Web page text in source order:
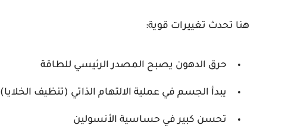
هنا تحدث تغييرات قوية:
حرق الدهون يصبح المصدر الرئيسي للطاقة
يبدأ الجسم في عملية الالتهام الذاتي (تنظيف الخلايا)
تحسن كبير في حساسية الأنسولين